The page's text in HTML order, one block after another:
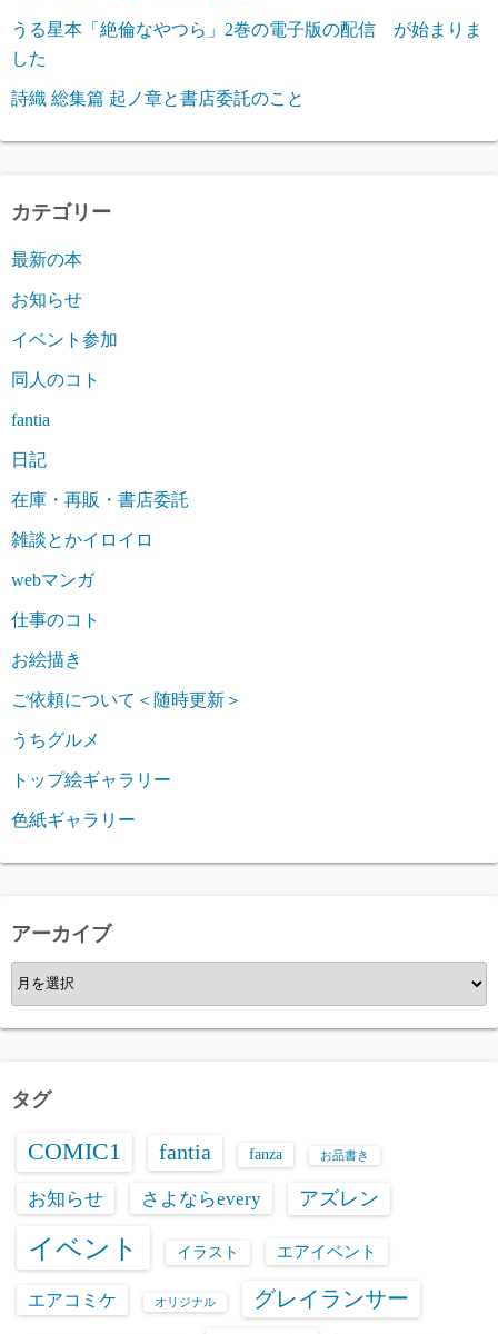
うる星本「絶倫なやつら」2巻の電子版の配信 が始まりま
した
詩織 総集篇 起ノ章と書店委託のこと
カテゴリー
最新の本
お知らせ
イベント参加
同人のコト
fantia
日記
在庫・再販・書店委託
雑談とかイロイロ
webマンガ
仕事のコト
お絵描き
ご依頼について＜随時更新＞
うちグルメ
トップ絵ギャラリー
色紙ギャラリー
アーカイブ
ア
ー
カ
ブ
タグ
COMIC1 fantia fanza お品書き
お知らせ さよならevery アズレン
イベント イラスト エアイベント
エアコミケ オリジナル グレイランサー